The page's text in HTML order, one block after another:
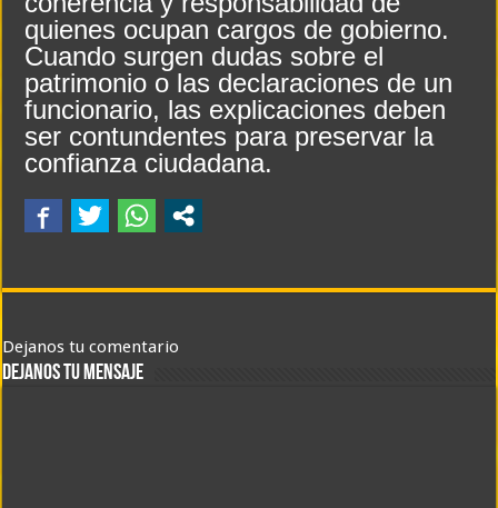
quienes ocupan cargos de gobierno.
Cuando surgen dudas sobre el
patrimonio o las declaraciones de un
funcionario, las explicaciones deben
ser contundentes para preservar la
confianza ciudadana.
Dejanos tu comentario
DEJANOS TU MENSAJE